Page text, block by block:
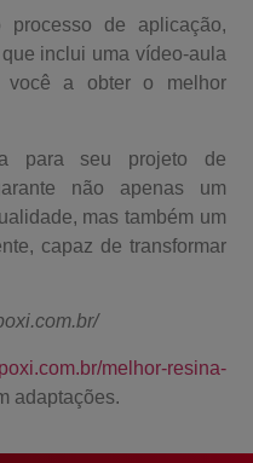
de aplicação,
inclui uma vídeo-aula
você a obter o melhor
para seu projeto de
não apenas um
mas também um
capaz de transformar
melhor-resina-
adaptações.